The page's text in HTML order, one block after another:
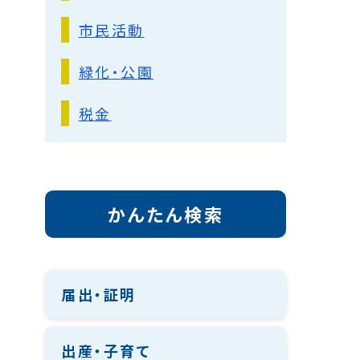
市民活動
緑化・公園
税金
かんたん検索
届出・証明
出産・子育て